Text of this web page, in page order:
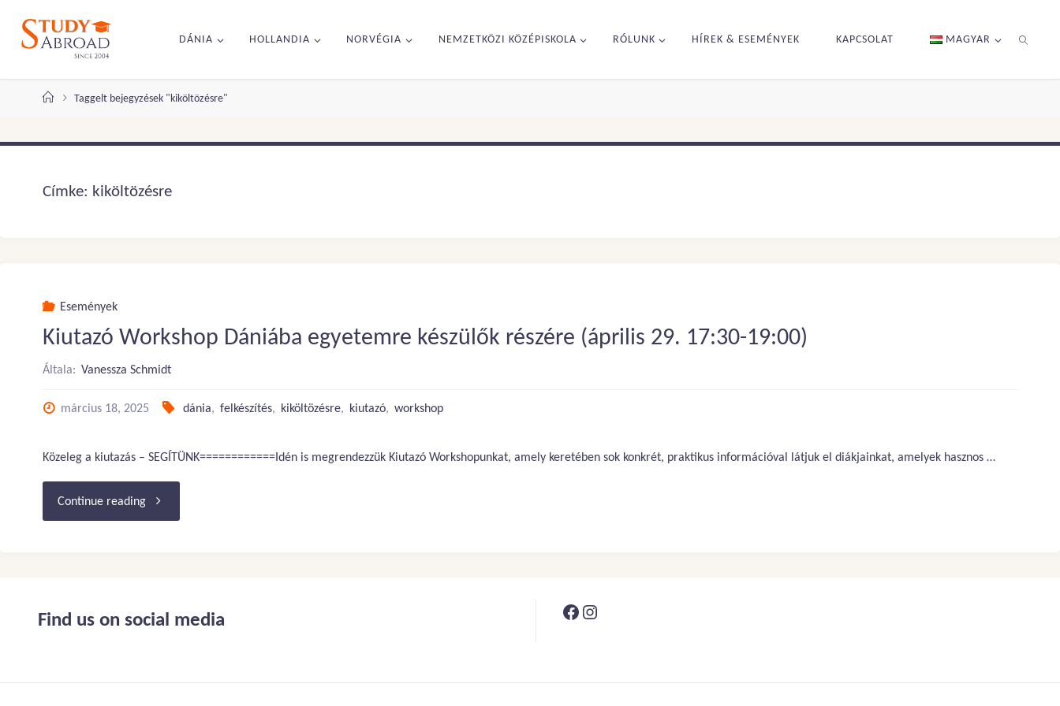
DÁNIA HOLLANDIA NORVÉGIA NEMZETKÖZI KÖZÉPISKOLA RÓLUNK HÍREK & ESEMÉNYEK KAPCSOLAT MAGYAR
KezdőlapTaggelt bejegyzések "kiköltözésre"
Címke: kiköltözésre
Események
Kiutazó Workshop Dániába egyetemre készülők részére (április 29. 17:30-19:00)
Általa: Vanessza Schmidt
március 18, 2025 dánia, felkészítés, kiköltözésre, kiutazó, workshop
Közeleg a kiutazás – SEGÍTÜNK============Idén is megrendezzük Kiutazó Workshopunkat, amely keretében sok konkrét, praktikus információval látjuk el diákjainkat, amelyek hasznos …
Continue reading"Kiutazó
egyetemre
Find us on social media Facebook
Instagram